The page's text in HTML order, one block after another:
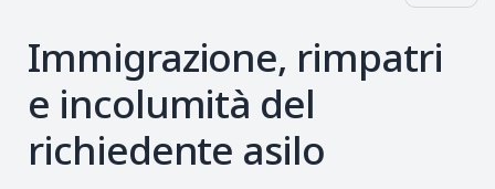
Immigrazione, rimpatri
e incolumità del
richiedente asilo